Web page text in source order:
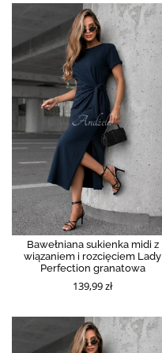
Bawełniana sukienka midi z
wiązaniem i rozcięciem Lady
Perfection granatowa
139,99 zł